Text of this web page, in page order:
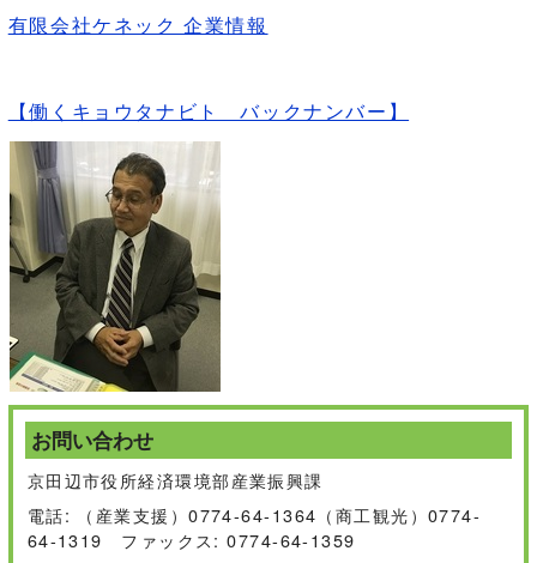
有限会社ケネック 企業情報
【働くキョウタナビト バックナンバー】
お問い合わせ
京田辺市役所経済環境部産業振興課
電話: （産業支援）0774-64-1364（商工観光）0774-
64-1319 ファックス: 0774-64-1359